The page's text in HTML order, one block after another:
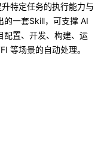
特定任务的执行能力与
的一套Skill，可支撑 AI
配置、开发、构建、运
等场景的自动处理。